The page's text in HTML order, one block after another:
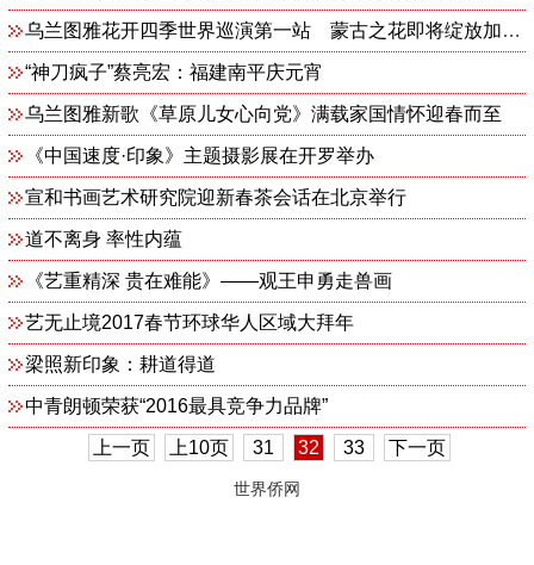
乌兰图雅花开四季世界巡演第一站 蒙古之花即将绽放加拿大
“神刀疯子”蔡亮宏：福建南平庆元宵
乌兰图雅新歌《草原儿女心向党》满载家国情怀迎春而至
《中国速度·印象》主题摄影展在开罗举办
宣和书画艺术研究院迎新春茶会话在北京举行
道不离身 率性内蕴
《艺重精深 贵在难能》——观王申勇走兽画
艺无止境2017春节环球华人区域大拜年
梁照新印象：耕道得道
中青朗顿荣获“2016最具竞争力品牌”
上一页 上10页 31 32 33 下一页
世界侨网